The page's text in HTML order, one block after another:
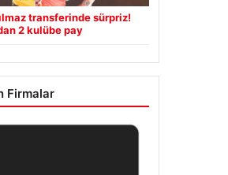
transferinde sürpriz!
2 kulübe pay
Firmalar